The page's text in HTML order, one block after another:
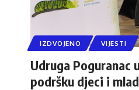
IZDVOJENO VIJESTI
Udruga Poguranac
podršku djeci i